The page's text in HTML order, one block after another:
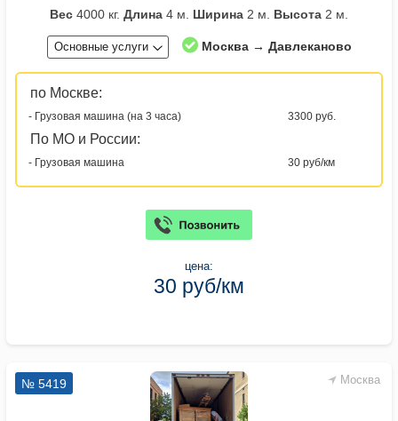
Вес 4000 кг. Длина 4 м. Ширина 2 м. Высота 2 м.
Основные услуги Москва → Давлеканово
по Москве:
- Грузовая машина (на 3 часа) 3300 руб.
По МО и России:
- Грузовая машина 30 руб/км
цена:
30 руб/км
Москва
№ 5419